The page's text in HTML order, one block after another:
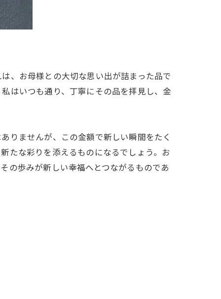
、お母様との大切な思い出が詰まった品で
はいつも通り、丁寧にその品を拝見し、金
りませんが、この金額で新しい瞬間をたく
たな彩りを添えるものになるでしょう。お
の歩みが新しい幸福へとつながるものであ